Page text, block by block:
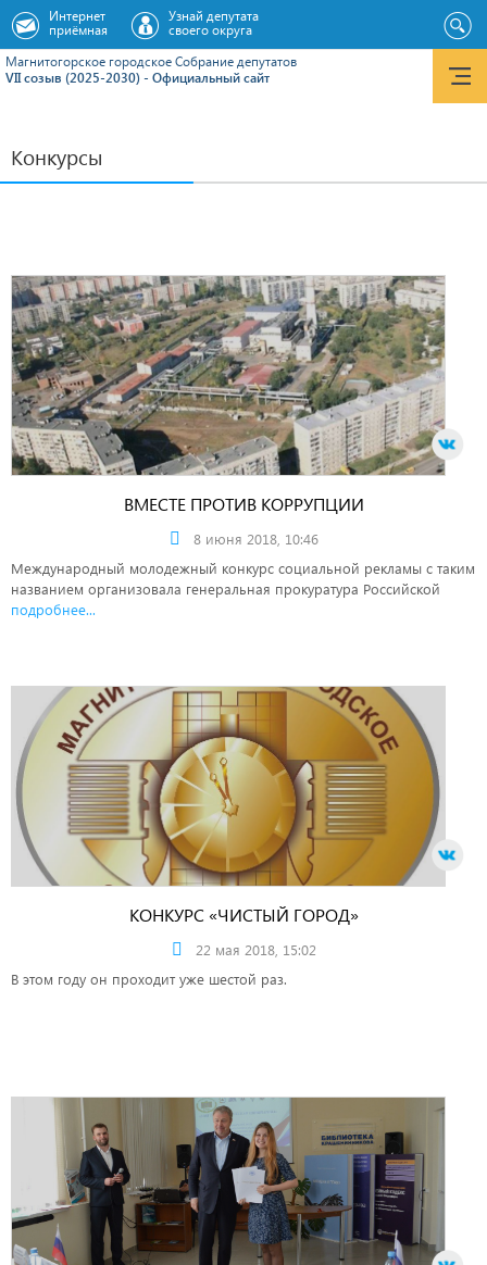
Магнитогорское городское Cобрание депутатов
VII созыв (2025-2030) - Официальный сайт
Интернет
приёмная
Узнай депутата
своего округа
Конкурсы
ВМЕСТЕ ПРОТИВ КОРРУПЦИИ
8 июня 2018, 10:46
Международный молодежный конкурс социальной рекламы с таким
названием организовала генеральная прокуратура Российской
подробнее...
КОНКУРС «ЧИСТЫЙ ГОРОД»
22 мая 2018, 15:02
В этом году он проходит уже шестой раз.